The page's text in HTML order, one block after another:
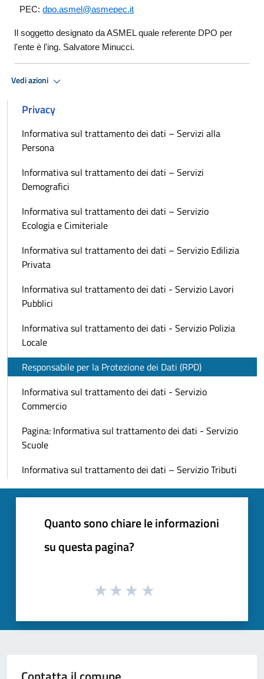
PEC: dpo.asmel@asmepec.it
Il soggetto designato da ASMELquale referente DPO per
l'ente è l'ing. Salvatore Minucci.
Vedi azioni
Privacy
Informativa sul trattamento dei dati – Servizi alla
Persona
Informativa sul trattamento dei dati – Servizi
Demografici
Informativa sul trattamento dei dati – Servizio
Ecologia e Cimiteriale
Informativa sul trattamento dei dati – Servizio Edilizia
Privata
Informativa sul trattamento dei dati - Servizio Lavori
Pubblici
Informativa sul trattamento dei dati - Servizio Polizia
Locale
Responsabile per la Protezione dei Dati (RPD)
Informativa sul trattamento dei dati - Servizio
Commercio
Pagina: Informativa sul trattamento dei dati - Servizio
Scuole
Informativa sul trattamento dei dati – Servizio Tributi
Quanto sono chiare le informazioni
su questa pagina?